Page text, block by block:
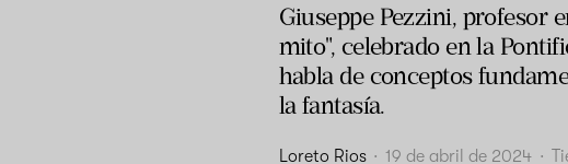
Giuseppe Pezzini, profesor
mito", celebrado en la
habla de conceptos
la fantasía.
Loreto Rios · 19 de abril de 2024 ·